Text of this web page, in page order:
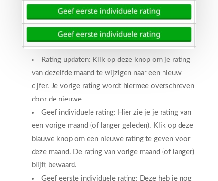
Rating updaten: Klik op deze knop om je rating
van dezelfde maand te wijzigen naar een nieuw
cijfer. Je vorige rating wordt hiermee overschreven
door de nieuwe.
Geef individuele rating: Hier zie je je rating van
een vorige maand (of langer geleden). Klik op deze
blauwe knop om een nieuwe rating te geven voor
deze maand. De rating van vorige maand (of langer)
blijft bewaard.
Geef eerste individuele rating: Deze heb je nog